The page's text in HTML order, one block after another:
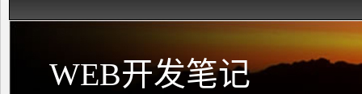
WEB开发笔记